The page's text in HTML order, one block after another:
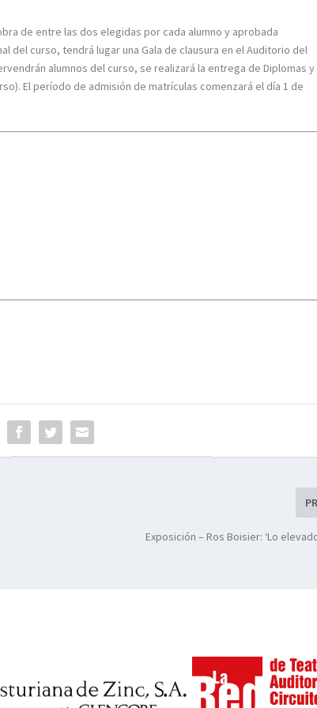
de entre las dos elegidas por cada alumno y aprobada
del curso, tendrá lugar una Gala de clausura en el Auditorio del
alumnos del curso, se realizará la entrega de Diplomas y
El período de admisión de matrículas comenzará el día 1 de
Exposición – Ros Boisier: ‘Lo